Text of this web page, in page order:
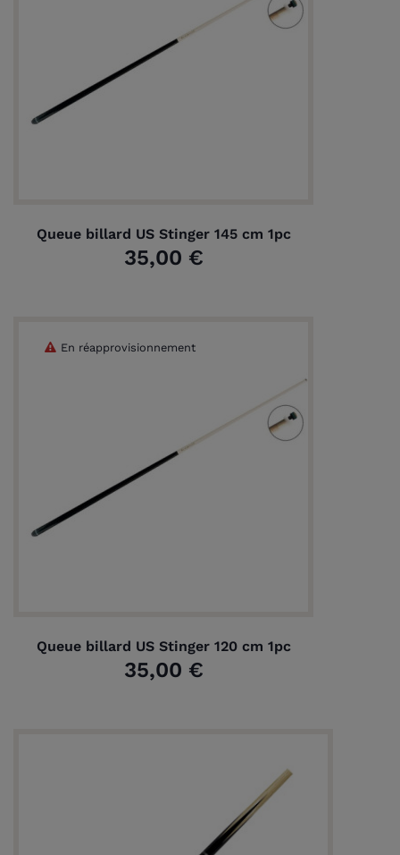
Queue billard US Stinger 145 cm 1pc
35,00 €
Queue billard US Stinger 120 cm 1pc
35,00 €
En réapprovisionnement